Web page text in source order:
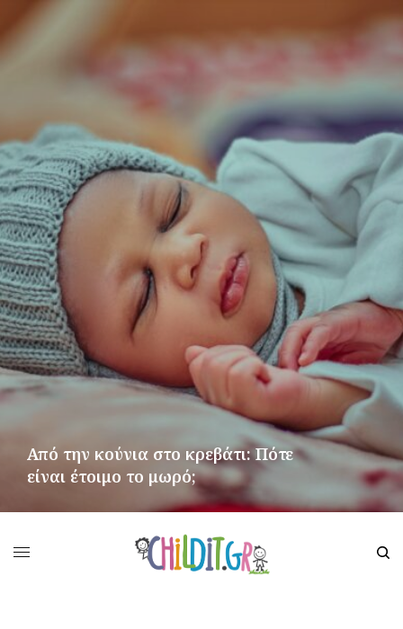
Από την κούνια στο κρεβάτι: Πότε
είναι έτοιμο το μωρό;